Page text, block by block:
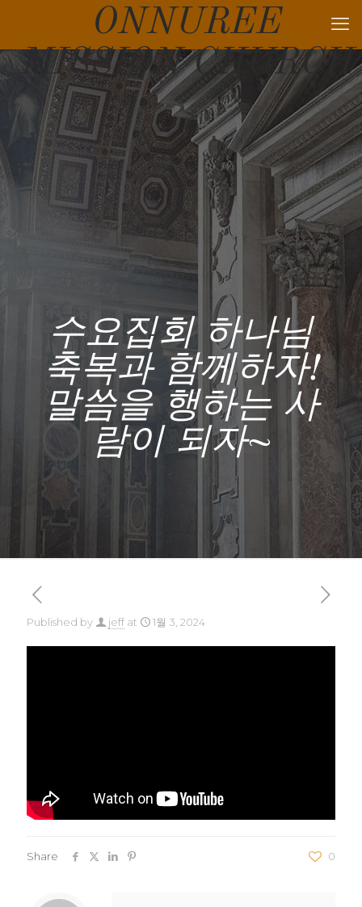
ONNUREE
MISSION CHURCH
수요집회 하나님
축복과 함께하자!
말씀을 행하는 사
람이 되자~
Published by jeff at 1월 3, 2024
Share 0